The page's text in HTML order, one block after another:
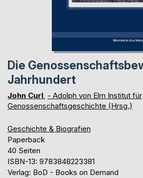
Die
Jahrhundert
John Curl, - Adolph von Elm Institut für
Genossenschaftsgeschichte (Hrsg.)
Geschichte & Biografien
Paperback
40 Seiten
ISBN-13: 9783848223381
Verlag: BoD - Books on Demand